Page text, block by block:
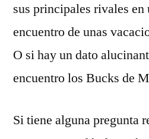
sus principales rivales en
encuentro de unas
O si hay un dato
encuentro los Bucks de
Si tiene alguna pregunta